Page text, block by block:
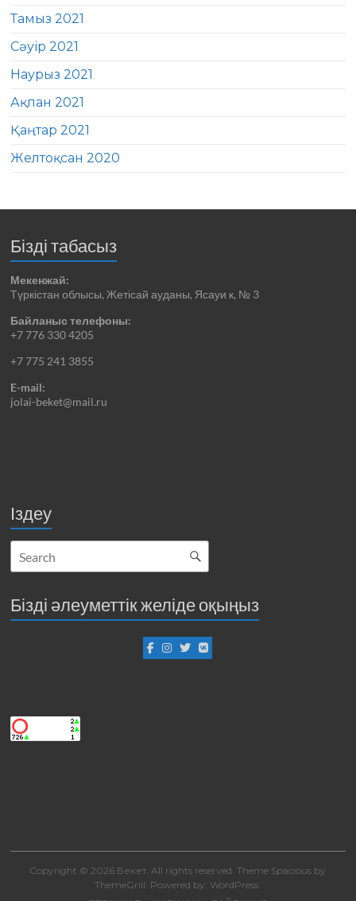
Тамыз 2021
Сәуір 2021
Наурыз 2021
Ақпан 2021
Қаңтар 2021
Желтоқсан 2020
Бізді табасыз
Мекенжай:
Түркістан облысы, Жетісай ауданы, Ясауи к, № 3
Байланыс телефоны:
+7 776 330 4205
+7 775 241 3855
E-mail:
jolai-beket@mail.ru
Іздеу
Бізді әлеуметтік желіде оқыңыз
Copyright © 2026 Бекет. All rights reserved. Theme Spacious by
ThemeGrill. Powered by: WordPress.